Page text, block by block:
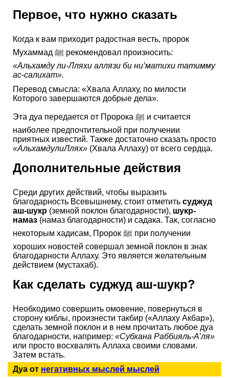
Первое, что нужно сказать
Когда к вам приходит радостная весть, пророк
Мухаммад ﷺ рекомендовал произносить:
«Альхамду ли-Лляхи аллязи би ни’матихи татимму
ас-салихат».
Перевод смысла: «Хвала Аллаху, по милости
Которого завершаются добрые дела».
Эта дуа передается от Пророка ﷺ и считается
наиболее предпочтительной при получении
приятных известий. Также достаточно сказать просто
«АльхамдулиЛлях» (Хвала Аллаху) от всего сердца.
Дополнительные действия
Среди других действий, чтобы выразить
благодарность Всевышнему, стоит отметить суджуд
аш-шукр (земной поклон благодарности), шукр-
намаз (намаз благодарности) и садака. Так, согласно
некоторым хадисам, Пророк ﷺ при получении
хороших новостей совершал земной поклон в знак
благодарности Аллаху. Это является желательным
действием (мустахаб).
Как сделать суджуд аш-шукр?
Необходимо совершить омовение, повернуться в
сторону киблы, произнести такбир («Аллаху Акбар»),
сделать земной поклон и в нем прочитать любое дуа
благодарности, например: «Субхана Раббияль-А’ля»
или просто восхвалять Аллаха своими словами.
Затем встать.
Дуа от негативных мыслей мыслей